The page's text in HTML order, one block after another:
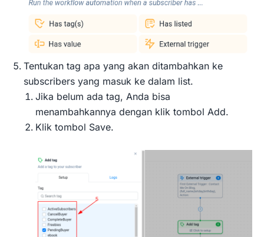
Tentukan tag apa yang akan ditambahkan ke
subscribers yang masuk ke dalam list.
Jika belum ada tag, Anda bisa
menambahkannya dengan klik tombol Add.
Klik tombol Save.